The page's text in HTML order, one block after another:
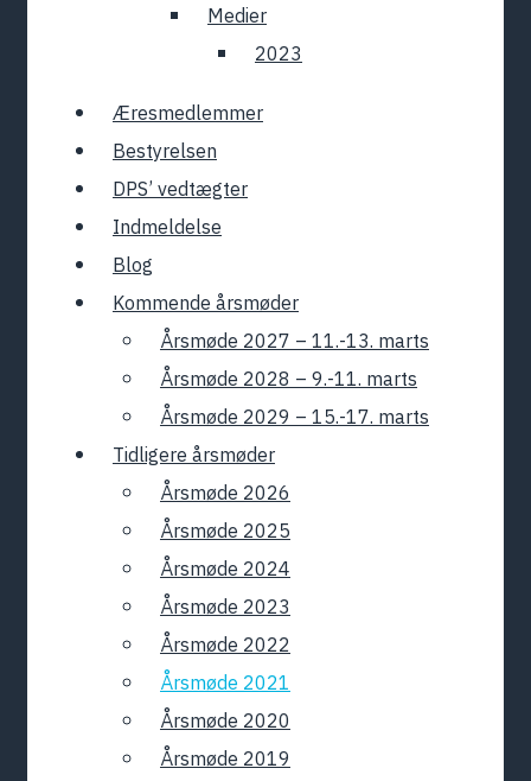
Medier
2023
Æresmedlemmer
Bestyrelsen
DPS’ vedtægter
Indmeldelse
Blog
Kommende årsmøder
Årsmøde 2027 – 11.-13. marts
Årsmøde 2028 – 9.-11. marts
Årsmøde 2029 – 15.-17. marts
Tidligere årsmøder
Årsmøde 2026
Årsmøde 2025
Årsmøde 2024
Årsmøde 2023
Årsmøde 2022
Årsmøde 2021
Årsmøde 2020
Årsmøde 2019